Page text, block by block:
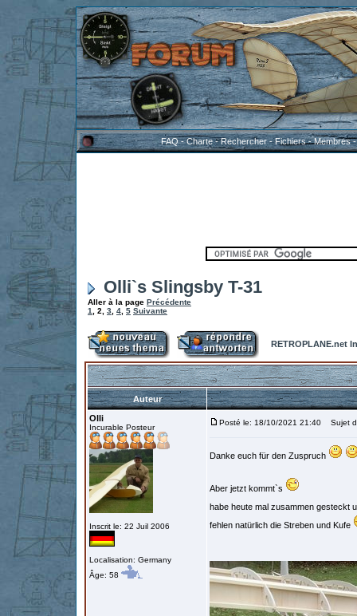
FAQ-Charte-Rechercher-Fichiers-Membres
Olli`s Slingsby T-31
Aller à la page Précédente
1
2 3 4 5 Suivante
RETROPLANE.net
Auteur
Olli
Incurable Posteur
Inscrit le: 22 Juil 2006
Localisation: Germany
Âge: 58
Posté le: 18/10/2021 21:40 Sujet
Danke euch für den Zuspruch
Aber jetzt kommt`s
habe heute mal zusammen gesteckt
fehlen natürlich die Streben und Kufe